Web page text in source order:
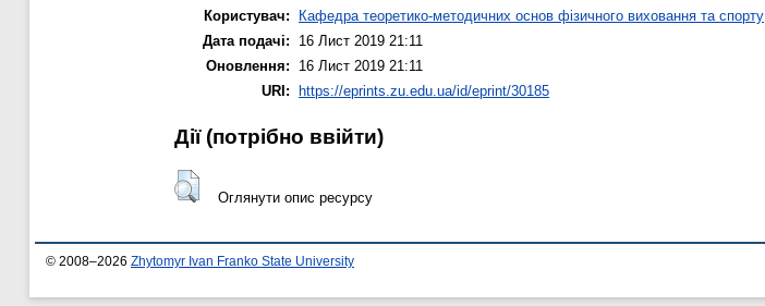
Користувач:
Кафедра теоретико-методичних основ фізичного виховання та спорту
Дата подачі:
16 Лист 2019 21:11
Оновлення:
16 Лист 2019 21:11
URI: https://eprints.zu.edu.ua/id/eprint/30185
Дії ​​(потрібно ввійти)
Оглянути опис ресурсу
© 2008–2026 Zhytomyr Ivan Franko State University